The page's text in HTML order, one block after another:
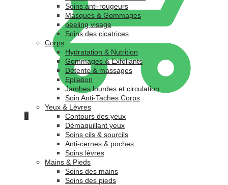
0
Soins anti-rougeurs
Masques & Gommages
peeling visage
Soins des cicatrices
Corps
Hydratation & Nutrition
Gommages & Exfoliants
Détente & massages
Epilation
Jambes lourdes et circulation
Soin Anti-Taches Corps
Yeux & Lèvres
Contours des yeux
Démaquillant yeux
Soins cils & sourcils
Anti-cernes & poches
Soins lèvres
Mains & Pieds
Soins des mains
Soins des pieds